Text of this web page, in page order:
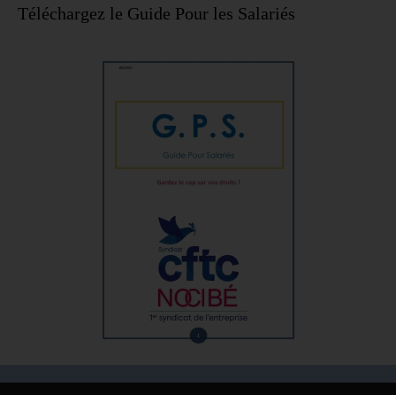
Téléchargez le Guide Pour les Salariés